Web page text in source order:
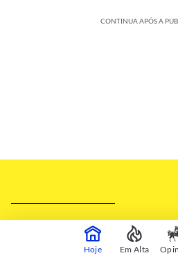
CONTINUA APÓS A
Hoje Em Alta